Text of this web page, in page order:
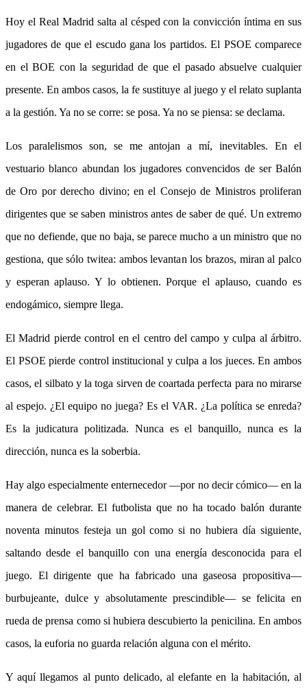
Hoy el Real Madrid salta al césped con la convicción íntima en sus
jugadores de que el escudo gana los partidos. El PSOE comparece
en el BOE con la seguridad de que el pasado absuelve cualquier
presente. En ambos casos, la fe sustituye al juego y el relato suplanta
a la gestión. Ya no se corre: se posa. Ya no se piensa: se declama.
Los paralelismos son, se me antojan a mí, inevitables. En el
vestuario blanco abundan los jugadores convencidos de ser Balón
de Oro por derecho divino; en el Consejo de Ministros proliferan
dirigentes que se saben ministros antes de saber de qué. Un extremo
que no defiende, que no baja, se parece mucho a un ministro que no
gestiona, que sólo twitea: ambos levantan los brazos, miran al palco
y esperan aplauso. Y lo obtienen. Porque el aplauso, cuando es
endogámico, siempre llega.
El Madrid pierde control en el centro del campo y culpa al árbitro.
El PSOE pierde control institucional y culpa a los jueces. En ambos
casos, el silbato y la toga sirven de coartada perfecta para no mirarse
al espejo. ¿El equipo no juega? Es el VAR. ¿La política se enreda?
Es la judicatura politizada. Nunca es el banquillo, nunca es la
dirección, nunca es la soberbia.
Hay algo especialmente enternecedor —por no decir cómico— en la
manera de celebrar. El futbolista que no ha tocado balón durante
noventa minutos festeja un gol como si no hubiera día siguiente,
saltando desde el banquillo con una energía desconocida para el
juego. El dirigente que ha fabricado una gaseosa propositiva—
burbujeante, dulce y absolutamente prescindible— se felicita en
rueda de prensa como si hubiera descubierto la penicilina. En ambos
casos, la euforia no guarda relación alguna con el mérito.
Y aquí llegamos al punto delicado, al elefante en la habitación, al